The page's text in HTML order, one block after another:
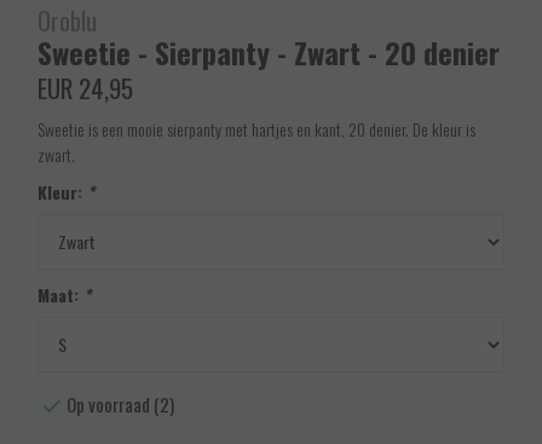
Oroblu
Sweetie - Sierpanty - Zwart - 20 denier
EUR 24,95
Sweetie is een mooie sierpanty met hartjes en kant, 20 denier. De kleur is
zwart.
Kleur: *
Maat: *
Op voorraad (2)